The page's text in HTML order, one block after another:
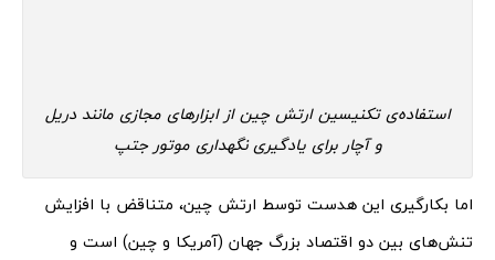
استفاده‌ی تکنیسین ارتش چین از ابزار‌های مجازی مانند دریل
و آچار برای یادگیری نگهداری موتور جتپ
اما بکارگیری این هدست توسط ارتش چین، متناقض با افزایش
تنش‌های بین دو اقتصاد بزرگ جهان (آمریکا و چین) است و